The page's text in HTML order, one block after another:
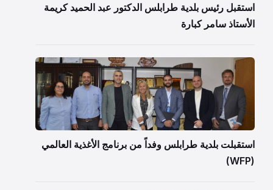
استقبل رئيس بلدية طرابلس الدكتور عبد الحميد كريمة
الأستاذ سامر كبارة
استقبلت بلدية طرابلس وفداً من برنامج الأغذية العالمي
(WFP)